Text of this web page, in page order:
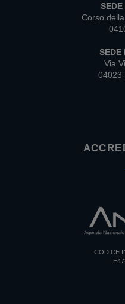
Corso
SEDE
Via
04023
CODICE